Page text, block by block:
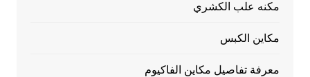
مكنه علب الكشري
مكاين الكبس
معرفة تفاصيل مكاين الفاكيوم